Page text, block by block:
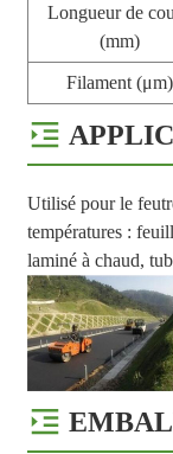
Longueur de
(mm)
Filament (μm)
Utilisé pour le
températures :
laminé à chaud,